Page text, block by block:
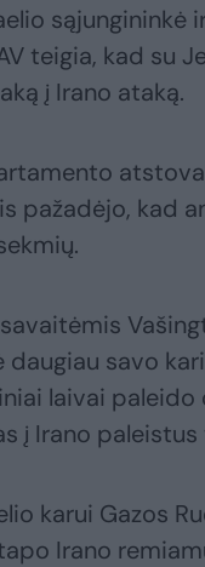
sąjungininkė
teigia, kad su
į Irano ataką.
pažadėjo, kad
daugiau savo
laivai paleido
į Irano paleistus
karui Gazos
Irano